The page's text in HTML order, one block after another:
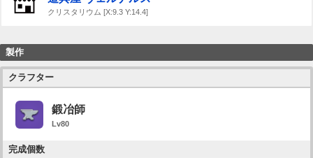
クリスタリウム [X:9.3 Y:14.4]
製作
クラフター
鍛冶師
Lv80
完成個数